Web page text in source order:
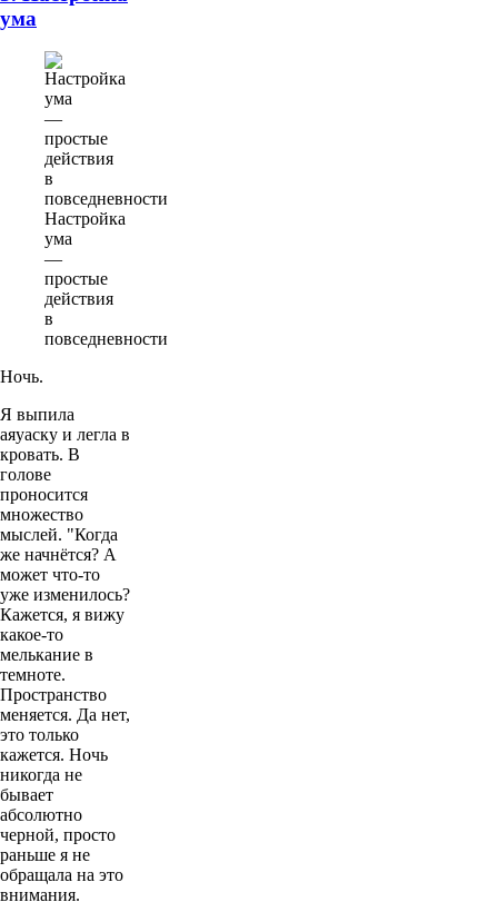
ума
Настройка
ума
—
простые
действия
в
повседневности
Ночь.
Я выпила
аяуаску и легла в
кровать. В
голове
проносится
множество
мыслей. "Когда
же начнётся? А
может что-то
уже изменилось?
Кажется, я вижу
какое-то
мелькание в
темноте.
Пространство
меняется. Да нет,
это только
кажется. Ночь
никогда не
бывает
абсолютно
черной, просто
раньше я не
обращала на это
внимания.